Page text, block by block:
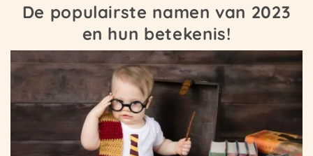
De populairste namen van 2023
en hun betekenis!